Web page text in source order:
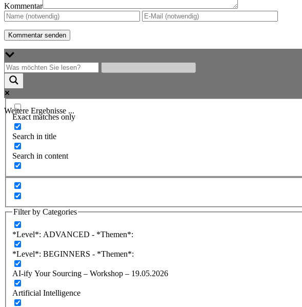
Kommentar
Weitere Ergebnisse ...
Exact matches only
Search in title
Search in content
Filter by Categories
*Level*: ADVANCED - *Themen*:
*Level*: BEGINNERS - *Themen*:
AI-ify Your Sourcing – Workshop – 19.05.2026
Artificial Intelligence